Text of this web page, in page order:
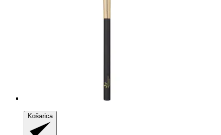
Košarica